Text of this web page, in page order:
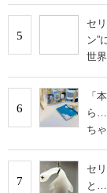
5
セ
ン”
世
6
「
ら
ち
7
セ
と